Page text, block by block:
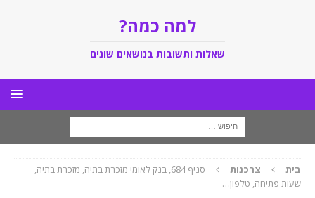
למה כמה?
שאלות ותשובות בנושאים שונים
בית צרכנות
סניף 684, בנק לאומי מזכרת בתיה, מזכרת בתיה,
שעות פתיחה, טלפון…